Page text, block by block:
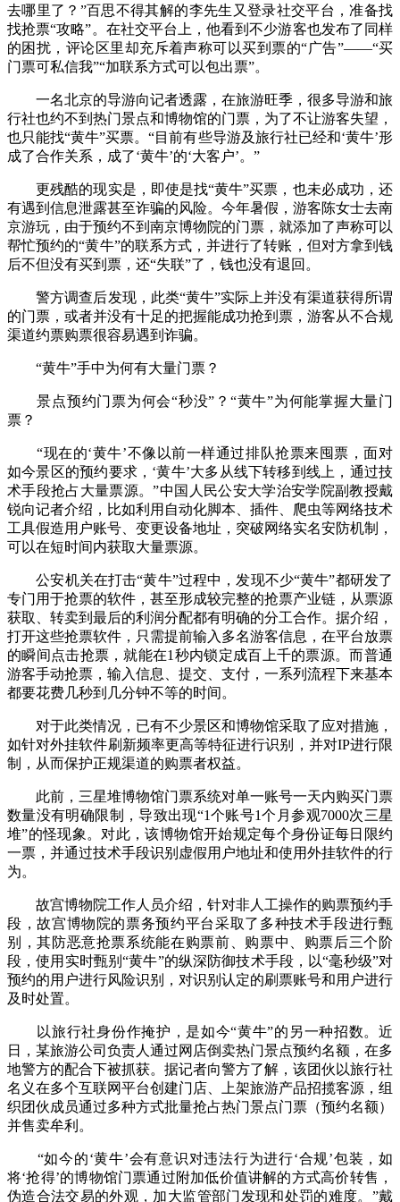
去哪里了？”百思不得其解的李先生又登录社交平台，准备找
找抢票“攻略”。在社交平台上，他看到不少游客也发布了同样
的困扰，评论区里却充斥着声称可以买到票的“广告”——“买
门票可私信我”“加联系方式可以包出票”。
一名北京的导游向记者透露，在旅游旺季，很多导游和旅
行社也约不到热门景点和博物馆的门票，为了不让游客失望，
也只能找“黄牛”买票。“目前有些导游及旅行社已经和‘黄牛’形
成了合作关系，成了‘黄牛’的‘大客户’。”
更残酷的现实是，即使是找“黄牛”买票，也未必成功，还
有遇到信息泄露甚至诈骗的风险。今年暑假，游客陈女士去南
京游玩，由于预约不到南京博物院的门票，就添加了声称可以
帮忙预约的“黄牛”的联系方式，并进行了转账，但对方拿到钱
后不但没有买到票，还“失联”了，钱也没有退回。
警方调查后发现，此类“黄牛”实际上并没有渠道获得所谓
的门票，或者并没有十足的把握能成功抢到票，游客从不合规
渠道约票购票很容易遇到诈骗。
“黄牛”手中为何有大量门票？
景点预约门票为何会“秒没”？“黄牛”为何能掌握大量门
票？
“现在的‘黄牛’不像以前一样通过排队抢票来囤票，面对
如今景区的预约要求，‘黄牛’大多从线下转移到线上，通过技
术手段抢占大量票源。”中国人民公安大学治安学院副教授戴
锐向记者介绍，比如利用自动化脚本、插件、爬虫等网络技术
工具假造用户账号、变更设备地址，突破网络实名安防机制，
可以在短时间内获取大量票源。
公安机关在打击“黄牛”过程中，发现不少“黄牛”都研发了
专门用于抢票的软件，甚至形成较完整的抢票产业链，从票源
获取、转卖到最后的利润分配都有明确的分工合作。据介绍，
打开这些抢票软件，只需提前输入多名游客信息，在平台放票
的瞬间点击抢票，就能在1秒内锁定成百上千的票源。而普通
游客手动抢票，输入信息、提交、支付，一系列流程下来基本
都要花费几秒到几分钟不等的时间。
对于此类情况，已有不少景区和博物馆采取了应对措施，
如针对外挂软件刷新频率更高等特征进行识别，并对IP进行限
制，从而保护正规渠道的购票者权益。
此前，三星堆博物馆门票系统对单一账号一天内购买门票
数量没有明确限制，导致出现“1个账号1个月参观7000次三星
堆”的怪现象。对此，该博物馆开始规定每个身份证每日限约
一票，并通过技术手段识别虚假用户地址和使用外挂软件的行
为。
故宫博物院工作人员介绍，针对非人工操作的购票预约手
段，故宫博物院的票务预约平台采取了多种技术手段进行甄
别，其防恶意抢票系统能在购票前、购票中、购票后三个阶
段，使用实时甄别“黄牛”的纵深防御技术手段，以“毫秒级”对
预约的用户进行风险识别，对识别认定的刷票账号和用户进行
及时处置。
以旅行社身份作掩护，是如今“黄牛”的另一种招数。近
日，某旅游公司负责人通过网店倒卖热门景点预约名额，在多
地警方的配合下被抓获。据记者向警方了解，该团伙以旅行社
名义在多个互联网平台创建门店、上架旅游产品招揽客源，组
织团伙成员通过多种方式批量抢占热门景点门票（预约名额）
并售卖牟利。
“如今的‘黄牛’会有意识对违法行为进行‘合规’包装，如
将‘抢得’的博物馆门票通过附加低价值讲解的方式高价转售，
伪造合法交易的外观，加大监管部门发现和处罚的难度。”戴